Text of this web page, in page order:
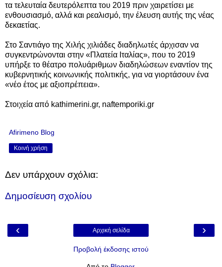
τα τελευταία δευτερόλεπτα του 2019 πριν χαιρετίσει με
ενθουσιασμό, αλλά και ρεαλισμό, την έλευση αυτής της νέας
δεκαετίας.
Στο Σαντιάγο της Χιλής χιλιάδες διαδηλωτές άρχισαν να
συγκεντρώνονται στην «Πλατεία Ιταλίας», που το 2019
υπήρξε το θέατρο πολυάριθμων διαδηλώσεων εναντίον της
κυβερνητικής κοινωνικής πολιτικής, για να γιορτάσουν ένα
«νέο έτος με αξιοπρέπεια».
Στοιχεία από kathimerini.gr, naftemporiki.gr
Afirimeno Blog
Κοινή χρήση
Δεν υπάρχουν σχόλια:
Δημοσίευση σχολίου
‹ ›
Αρχική σελίδα
Προβολή έκδοσης ιστού